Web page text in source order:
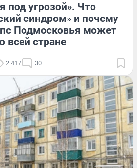
под угрозой». Что
синдром» и почему
Подмосковья может
всей стране
2 417 30